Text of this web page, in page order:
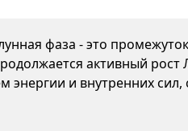
фаза - это
активный рост
и внутренних сил,